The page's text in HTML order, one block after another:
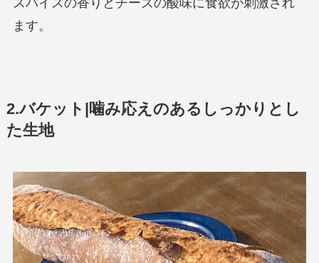
スパイスの香りとチーズの酸味に食欲が刺激され
ます。
2.バケット|噛み応えのあるしっかりとし
た生地